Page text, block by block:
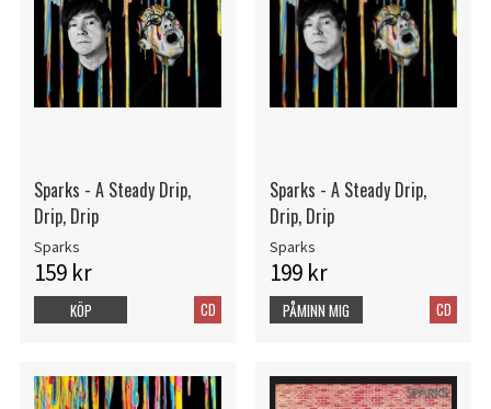
Sparks - A Steady Drip,
Drip, Drip
Sparks
159 kr
CD
KÖP
Sparks - A Steady Drip,
Drip, Drip
Sparks
199 kr
CD
PÅMINN MIG